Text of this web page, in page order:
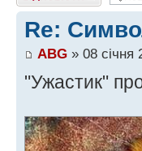
Re:
ABG » 08 січня
"Ужастик" про